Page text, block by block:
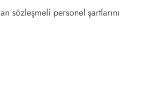
sözleşmeli personel şartlarını